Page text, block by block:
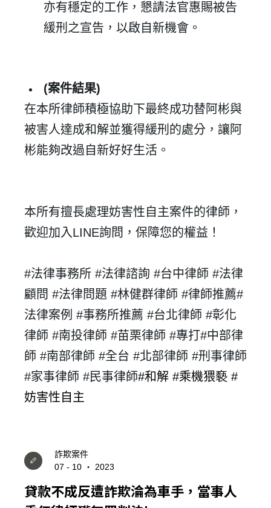
登 入
忘記密碼？
建立專屬帳號
詐欺案件
07 - 10 ‧ 2023
貸款不成反遭詐欺淪為車手，當事人
亦有穩定的工作，懇請法官惠賜被告
緩刑之宣告，以啟自新機會。
(案件結果)
在本所律師積極協助下最終成功替阿彬與
被害人達成和解並獲得緩刑的處分，讓阿
彬能夠改過自新好好生活。
本所有擅長處理妨害性自主案件的律師，
歡迎加入LINE詢問，保障您的權益！
#法律事務所 #法律諮詢 #台中律師 #法律
顧問 #法律問題 #林健群律師 #律師推薦#
法律案例 #事務所推薦 #台北律師 #彰化
律師 #南投律師 #苗栗律師 #專打#中部律
師 #南部律師 #全台 #北部律師 #刑事律師
#家事律師 #民事律師#和解 #乘機猥褻 #
妨害性自主